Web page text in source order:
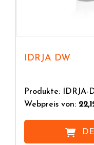
IDRJA DW
Produkte: IDRJA-
Webpreis von: